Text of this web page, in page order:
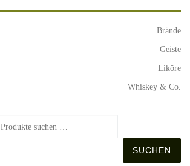
Brände
Geiste
Liköre
Whiskey & Co.
SUCHEN